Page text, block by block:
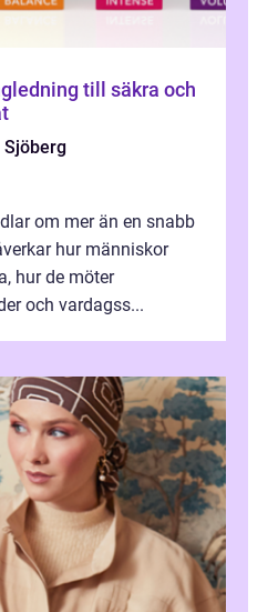
Sjöberg
om mer än en snabb
hur människor
hur de möter
och vardagss...